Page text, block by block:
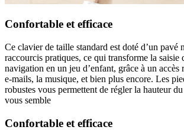
Confortable et efficace
Ce clavier de taille standard est doté d’un pavé
raccourcis pratiques, ce qui transforme la saisie
navigation en un jeu d’enfant, grâce à un accès
e-mails, la musique, et bien plus encore. Les
robustes vous permettent de régler la hauteur
vous semble
Confortable et efficace